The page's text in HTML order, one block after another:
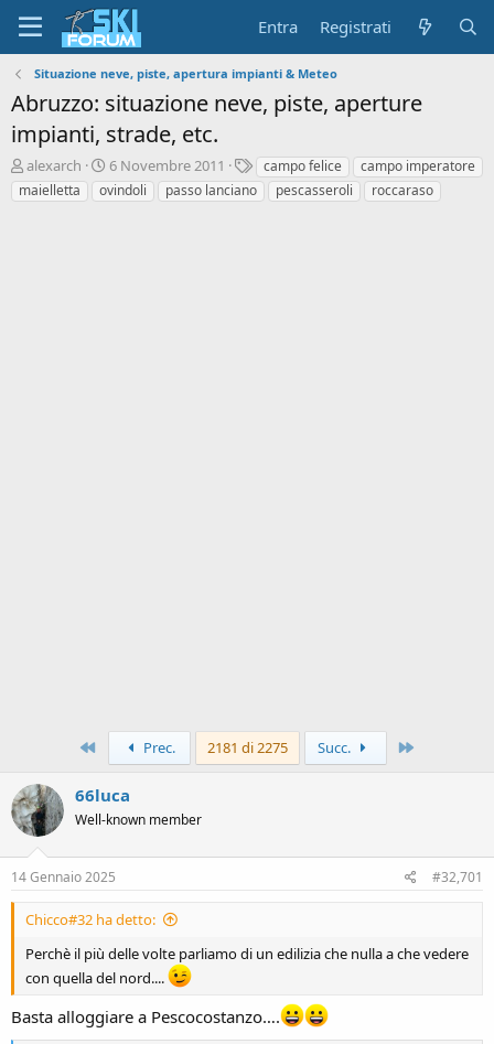
Entra Registrati
Situazione neve, piste, apertura impianti & Meteo
Abruzzo: situazione neve, piste, aperture
impianti, strade, etc.
A
u
t
alexarch
D
a
t
6 Novembre 2011
T
a
g
campo felice
campo imperatore
maielletta
ovindoli passo lanciano pescasseroli roccaraso
Primo Prec. 2181 di 2275 Succ.
66luca
Well-known member
14 Gennaio 2025 #32,701
Chicco#32 ha detto:
Perchè il più delle volte parliamo di un edilizia che nulla a che vedere
con quella del nord....
Basta alloggiare a Pescocostanzo….